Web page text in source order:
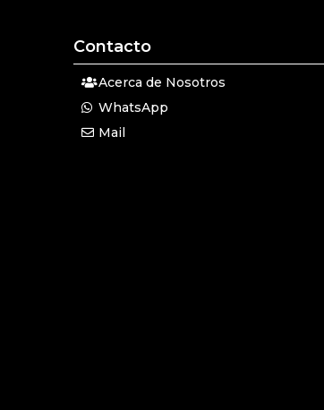
Contacto
Acerca de Nosotros
WhatsApp
Mail